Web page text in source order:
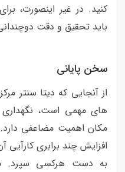
کنید. در غیر اینصورت،
باید تحقیق و دقت
سخن پایانی
از آنجایی که دیتا سنتر
های مهمی است، نگهداری
مکان اهمیت مضاعفی
افزایش چند برابری
به دست هرکسی سپرد.